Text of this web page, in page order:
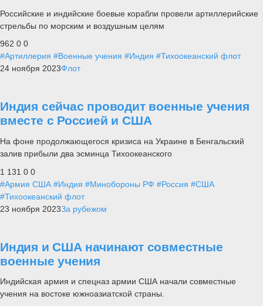
Российские и индийские боевые корабли провели артиллерийские
стрельбы по морским и воздушным целям
962 0 0
#Артиллерия #Военные учения #Индия #Тихоокеанский флот
24 ноября 2023Флот
Индия сейчас проводит военные учения
вместе с Россией и США
На фоне продолжающегося кризиса на Украине в Бенгальский
залив прибыли два эсминца Тихоокеанского
1 131 0 0
#Армия США #Индия #Минобороны РФ #Россия #США
#Тихоокеанский флот
23 ноября 2023За рубежом
Индия и США начинают совместные
военные учения
Индийская армия и спецназ армии США начали совместные
учения на востоке южноазиатской страны.